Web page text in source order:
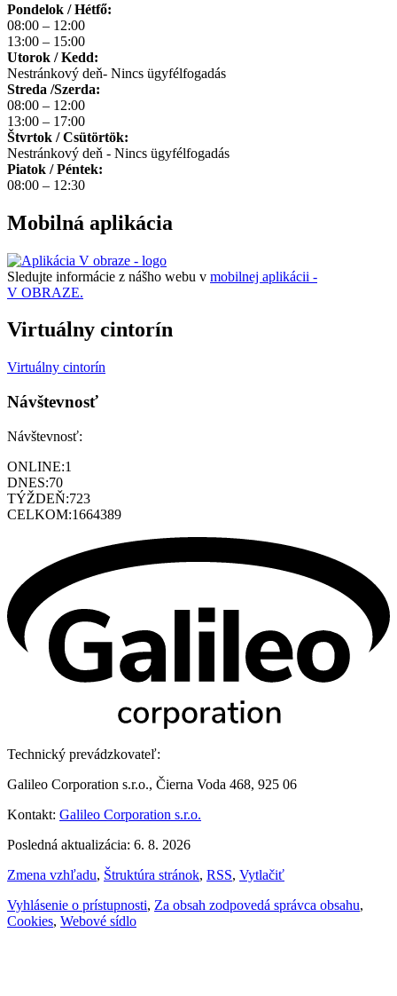
Pondelok / Hétfő:
08:00 – 12:00
13:00 – 15:00
Utorok / Kedd:
Nestránkový deň- Nincs ügyfélfogadás
Streda /Szerda:
08:00 – 12:00
13:00 – 17:00
Štvrtok / Csütörtök:
Nestránkový deň - Nincs ügyfélfogadás
Piatok / Péntek:
08:00 – 12:30
Mobilná aplikácia
Sledujte informácie z nášho webu v mobilnej aplikácii -
V OBRAZE.
Virtuálny cintorín
Virtuálny cintorín
Návštevnosť
Návštevnosť:
ONLINE:1
DNES:70
TÝŽDEŇ:723
CELKOM:1664389
Technický prevádzkovateľ:
Galileo Corporation s.r.o., Čierna Voda 468, 925 06
Kontakt: Galileo Corporation s.r.o.
Posledná aktualizácia: 6. 8. 2026
Zmena vzhľadu, Štruktúra stránok, RSS, Vytlačiť
Vyhlásenie o prístupnosti, Za obsah zodpovedá správca obsahu,
Cookies, Webové sídlo